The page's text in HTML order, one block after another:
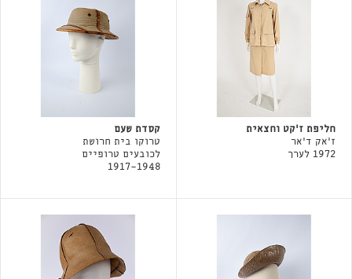
חליפת ז'קט וחצאית
ז'אק ד'אר
1972 לערך
קסדת שעם
טרוקו בית חרושת
לכובעים טרופיים
1917-1948